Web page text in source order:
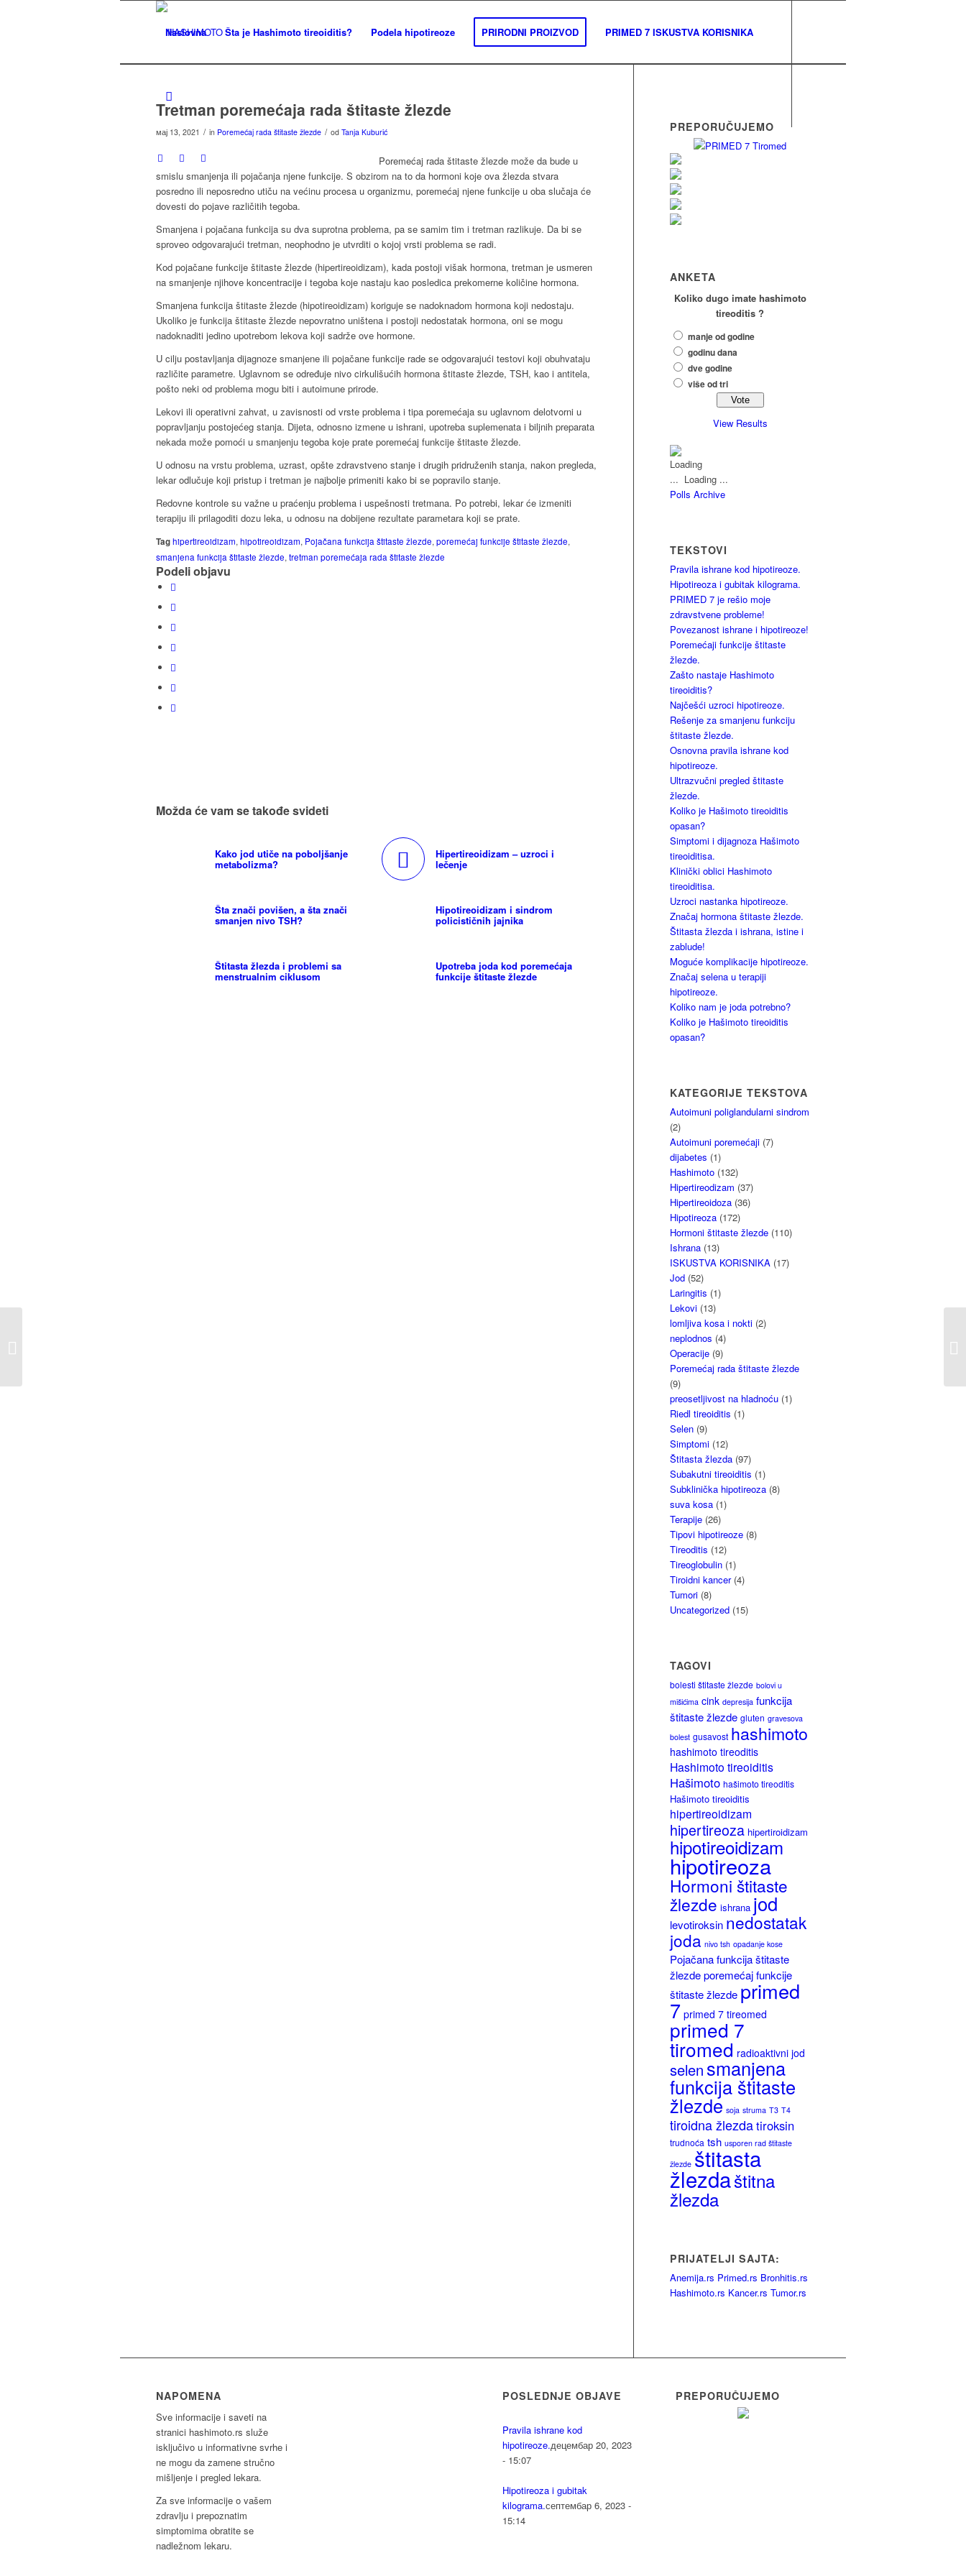
Naslovna Šta je Hashimoto tireoiditis? Podela hipotireoze PRIRODNI PROIZVOD PRIMED 7 ISKUSTVA KORISNIKA
Tretman poremećaja rada štitaste žlezde
мај 13, 2021 / in Poremećaj rada štitaste žlezde / od Tanja Kuburić
Poremećaj rada štitaste žlezde može da bude u
smislu smanjenja ili pojačanja njene funkcije. S obzirom na to da hormoni koje ova žlezda stvara
posredno ili neposredno utiču na većinu procesa u organizmu, poremećaj njene funkcije u oba slučaja će
dovesti do pojave različitih tegoba.
Smanjena i pojačana funkcija su dva suprotna problema, pa se samim tim i tretman razlikuje. Da bi se
sproveo odgovarajući tretman, neophodno je utvrditi o kojoj vrsti problema se radi.
Kod pojačane funkcije štitaste žlezde (hipertireoidizam), kada postoji višak hormona, tretman je usmeren
na smanjenje njihove koncentracije i tegoba koje nastaju kao posledica prekomerne količine hormona.
Smanjena funkcija štitaste žlezde (hipotireoidizam) koriguje se nadoknadom hormona koji nedostaju.
Ukoliko je funkcija štitaste žlezde nepovratno uništena i postoji nedostatak hormona, oni se mogu
nadoknaditi jedino upotrebom lekova koji sadrže ove hormone.
U cilju postavljanja dijagnoze smanjene ili pojačane funkcije rade se odgovarajući testovi koji obuhvataju
različite parametre. Uglavnom se određuje nivo cirkulišućih hormona štitaste žlezde, TSH, kao i antitela,
pošto neki od problema mogu biti i autoimune prirode.
Lekovi ili operativni zahvat, u zavisnosti od vrste problema i tipa poremećaja su uglavnom delotvorni u
popravljanju postojećeg stanja. Dijeta, odnosno izmene u ishrani, upotreba suplemenata i biljnih preparata
nekada može pomoći u smanjenju tegoba koje prate poremećaj funkcije štitaste žlezde.
U odnosu na vrstu problema, uzrast, opšte zdravstveno stanje i drugih pridruženih stanja, nakon pregleda,
lekar odlučuje koji pristup i tretman je najbolje primeniti kako bi se popravilo stanje.
Redovne kontrole su važne u praćenju problema i uspešnosti tretmana. Po potrebi, lekar će izmeniti
terapiju ili prilagoditi dozu leka, u odnosu na dobijene rezultate parametara koji se prate.
Taghipertireoidizam,hipotireoidizam, Pojačana funkcija štitaste žlezde,poremećaj funkcije štitaste žlezde,
smanjena funkcija štitaste žlezde,tretman poremećaja rada štitaste žlezde
Podeli objavu
Možda će vam se takođe svideti
Kako jod utiče na poboljšanje
metabolizma?
Hipertireoidizam – uzroci i
lečenje
Šta znači povišen, a šta znači
smanjen nivo TSH?
Hipotireoidizam i sindrom
policističnih jajnika
Štitasta žlezda i problemi sa
menstrualnim ciklusom
Upotreba joda kod poremećaja
funkcije štitaste žlezde
PREPORUČUJEMO
ANKETA
Koliko dugo imate hashimoto
tireoditis ?
manje od godine
godinu dana
dve godine
više od tri
View Results
Loading ...
Polls Archive
TEKSTOVI
Pravila ishrane kod hipotireoze.
Hipotireoza i gubitak kilograma.
PRIMED 7 je rešio moje
zdravstvene probleme!
Povezanost ishrane i hipotireoze!
Poremećaji funkcije štitaste
žlezde.
Zašto nastaje Hashimoto
tireoiditis?
Najčešći uzroci hipotireoze.
Rešenje za smanjenu funkciju
štitaste žlezde.
Osnovna pravila ishrane kod
hipotireoze.
Ultrazvučni pregled štitaste
žlezde.
Koliko je Hašimoto tireoiditis
opasan?
Simptomi i dijagnoza Hašimoto
tireoiditisa.
Klinički oblici Hashimoto
tireoiditisa.
Uzroci nastanka hipotireoze.
Značaj hormona štitaste žlezde.
Štitasta žlezda i ishrana, istine i
zablude!
Moguće komplikacije hipotireoze.
Značaj selena u terapiji
hipotireoze.
Koliko nam je joda potrebno?
Koliko je Hašimoto tireoiditis
opasan?
KATEGORIJE TEKSTOVA
Autoimuni poliglandularni sindrom
(2)
Autoimuni poremećaji (7)
dijabetes (1)
Hashimoto (132)
Hipertireodizam (37)
Hipertireoidoza (36)
Hipotireoza (172)
Hormoni štitaste žlezde (110)
Ishrana (13)
ISKUSTVA KORISNIKA (17)
Jod (52)
Laringitis (1)
Lekovi (13)
lomljiva kosa i nokti (2)
neplodnos (4)
Operacije (9)
Poremećaj rada štitaste žlezde
(9)
preosetljivost na hladnoću (1)
Riedl tireoiditis (1)
Selen (9)
Simptomi (12)
Štitasta žlezda (97)
Subakutni tireoiditis (1)
Subklinička hipotireoza (8)
suva kosa (1)
Terapije (26)
Tipovi hipotireoze (8)
Tireoditis (12)
Tireoglobulin (1)
Tiroidni kancer(4)
Tumori (8)
Uncategorized (15)
TAGOVI
bolesti štitaste žlezde bolovi u
mišićima cink depresija funkcija
štitaste žlezde gluten gravesova
bolest gusavost hashimoto
hashimoto tireoditis
Hashimoto tireoiditis
Hašimoto hašimoto tireoditis
Hašimoto tireoiditis
hipertireoidizam
hipertireoza hipertiroidizam
hipotireoidizam
hipotireoza
Hormoni štitaste
žlezde ishrana jod
levotiroksin nedostatak
joda nivo tsh opadanje kose
Pojačana funkcija štitaste
žlezde poremećaj funkcije
štitaste žlezde primed
7 primed 7 tireomed
primed 7
tiromed radioaktivni jod
selen smanjena
funkcija štitaste
žlezde soja struma T3 T4
tiroidna žlezdatiroksin
trudnoća tsh usporen rad štitaste
žlezde štitasta
žlezdaštitna
žlezda
PRIJATELJI SAJTA:
Anemija.rs Primed.rs Bronhitis.rs
Hashimoto.rs Kancer.rs Tumor.rs
NAPOMENA
Sve informacije i saveti na
stranici hashimoto.rs služe
isključivo u informativne svrhe i
ne mogu da zamene stručno
mišljenje i pregled lekara.
Za sve informacije o vašem
zdravlju i prepoznatim
simptomima obratite se
nadležnom lekaru.
POSLEDNJE OBJAVE
Pravila ishrane kod
hipotireoze.децембар 20, 2023
- 15:07
Hipotireoza i gubitak
kilograma.септембар 6, 2023 -
15:14
PREPORUČUJEMO